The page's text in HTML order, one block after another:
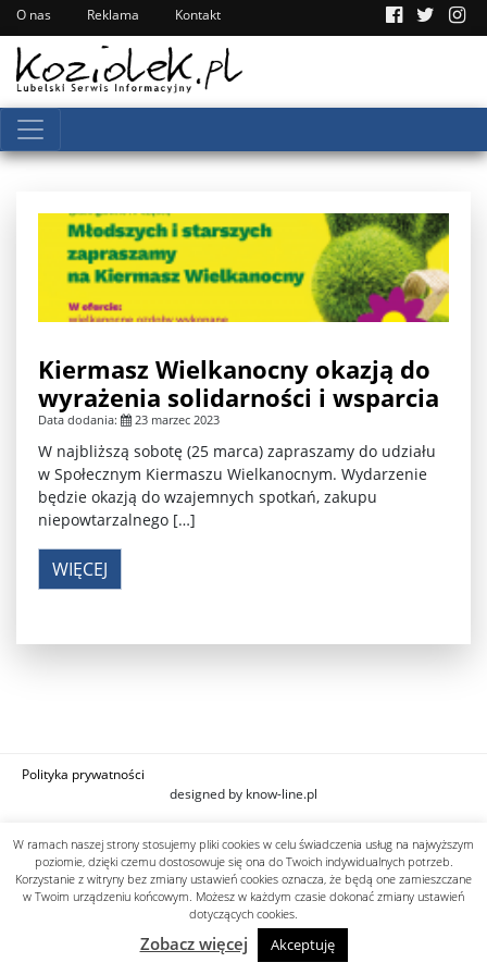
O nas Reklama Kontakt
Kiermasz Wielkanocny okazją do
wyrażenia solidarności i wsparcia
Data dodania: 23 marzec 2023
W najbliższą sobotę (25 marca) zapraszamy do udziału
w Społecznym Kiermaszu Wielkanocnym. Wydarzenie
będzie okazją do wzajemnych spotkań, zakupu
niepowtarzalnego […]
WIĘCEJ
Polityka prywatności
designed by know-line.pl
W ramach naszej strony stosujemy pliki cookies w celu świadczenia usług na najwyższym
poziomie, dzięki czemu dostosowuje się ona do Twoich indywidualnych potrzeb.
Korzystanie z witryny bez zmiany ustawień cookies oznacza, że będą one zamieszczane
w Twoim urządzeniu końcowym. Możesz w każdym czasie dokonać zmiany ustawień
dotyczących cookies.
Zobacz więcej Akceptuję